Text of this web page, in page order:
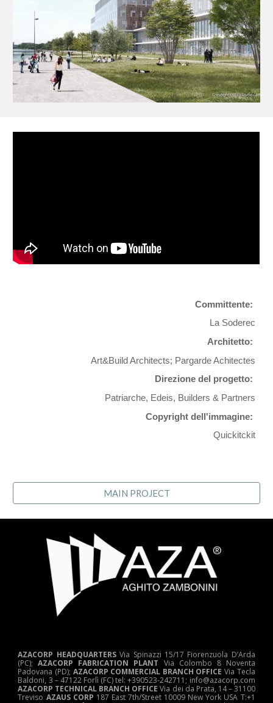
Committente:
La Soderec
Architetto:
Art&Build Architects; Pargarde Achitectes
Direzione del progetto:
Patriarche, Edeis, Builders & Partners
Copyright dell'immagine:
Quickitckit
MAIN PROJECT
AZACORP HEADQUARTERSVia Spinazzi 15/17 Fiorenzuola D’Arda
(PC);AZACORP FABRICATION PLANT Via Colombo 8 Noventa
Padovana (PD); AZACORP COMMERCIAL BRANCH OFFICE Via Tecla
Baldoni, 3 – 47122 Forlì (FC) tel: +390523-242711; info@azacorp.com
AZACORP TECHNICAL BRANCH OFFICE Via dei da Prata, 14 – 31100
Treviso AZAUS CORP 187 East 7th/Street 10009 New York USA T:+1